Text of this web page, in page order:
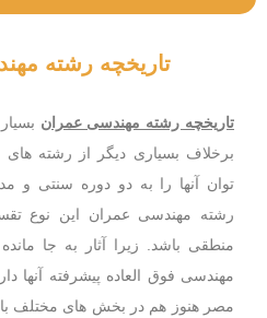
تاریخچه رشته
تاریخچه رشته مهندسی عمران
برخلاف بسیاری دیگر از رشته
توان آنها را به دو دوره سنتی و
رشته مهندسی عمران این نوع
منطقی باشد. زیرا آثار به جا
مهندسی فوق العاده پیشرفته آنها
مصر هنوز هم در بخش های مختلف با